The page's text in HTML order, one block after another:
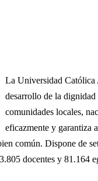
La Universidad Católica
desarrollo de la
comunidades locales,
eficazmente y garantiza
común. Dispone de
docentes y 81.164